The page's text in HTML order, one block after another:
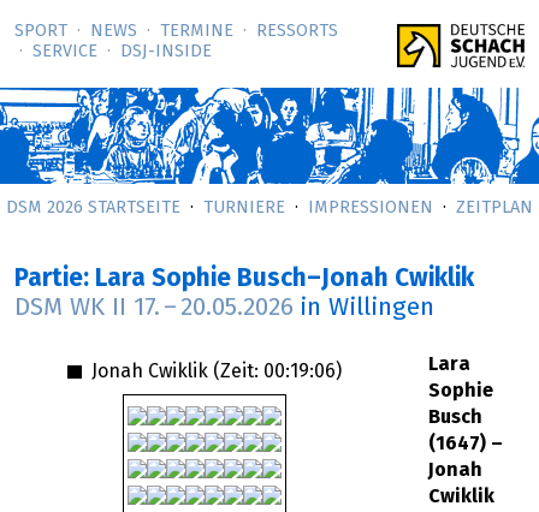
SPORT NEWS TERMINE
RESSORTS
SERVICE
DSJ-­INSIDE
DSM 2026 STARTSEITE TURNIERE IMPRESSIONEN ZEITPLAN
Partie: Lara Sophie Busch–Jonah Cwiklik
DSM WK II 17. – 20.05.2026 in Willingen
Jonah Cwiklik (Zeit: 00:19:06)
Lara
Sophie
Busch
(1647) –
Jonah
Cwiklik